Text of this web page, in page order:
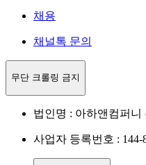
채용
채널톡 문의
무단 크롤링 금지
법인명 : 아하앤컴퍼니
사업자 등록번호 : 144-